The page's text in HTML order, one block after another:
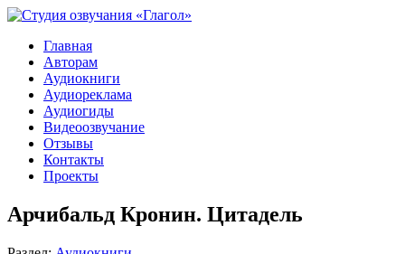
Главная
Авторам
Аудиокниги
Аудиореклама
Аудиогиды
Видеоозвучание
Отзывы
Контакты
Проекты
Арчибальд Кронин. Цитадель